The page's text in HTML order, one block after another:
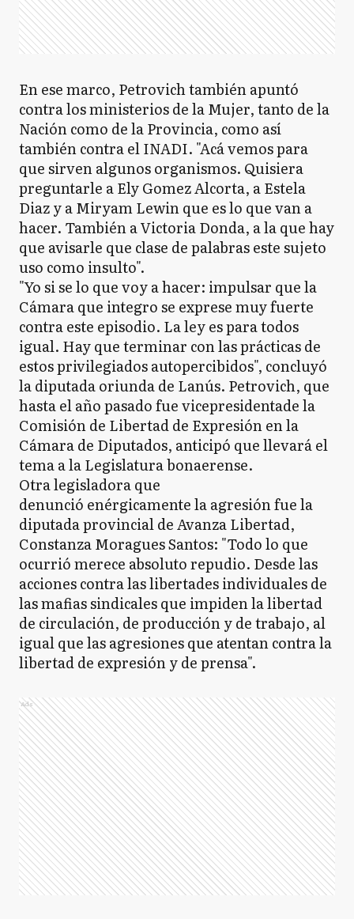
En ese marco, Petrovich también apuntó
contra los ministerios de la Mujer, tanto de la
Nación como de la Provincia, como así
también contra el INADI. "Acá vemos para
que sirven algunos organismos. Quisiera
preguntarle a Ely Gomez Alcorta, a Estela
Diaz y a Miryam Lewin que es lo que van a
hacer. También a Victoria Donda, a la que hay
que avisarle que clase de palabras este sujeto
uso como insulto".
"Yo si se lo que voy a hacer: impulsar que la
Cámara que integro se exprese muy fuerte
contra este episodio. La ley es para todos
igual. Hay que terminar con las prácticas de
estos privilegiados autopercibidos", concluyó
la diputada oriunda de Lanús. Petrovich, que
hasta el año pasado fue vicepresidentade la
Comisión de Libertad de Expresión en la
Cámara de Diputados, anticipó que llevará el
tema a la Legislatura bonaerense.
Otra legisladora que
denunció enérgicamente la agresión fue la
diputada provincial de Avanza Libertad,
Constanza Moragues Santos: "Todo lo que
ocurrió merece absoluto repudio. Desde las
acciones contra las libertades individuales de
las mafias sindicales que impiden la libertad
de circulación, de producción y de trabajo, al
igual que las agresiones que atentan contra la
libertad de expresión y de prensa".
Ads